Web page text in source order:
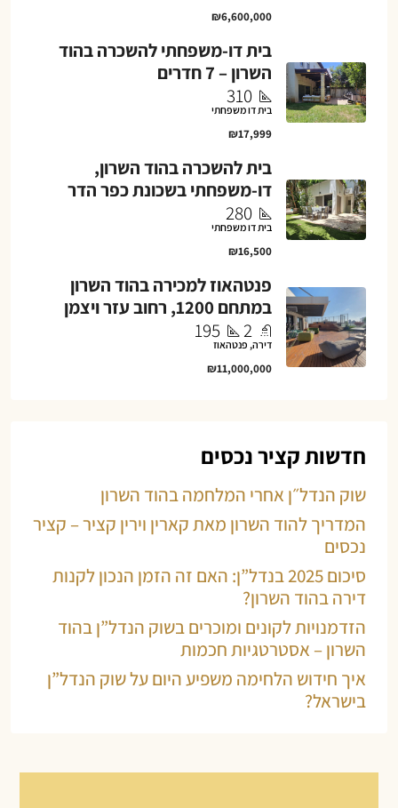
₪6,600,000
בית דו-משפחתי להשכרה בהוד
השרון – 7 חדרים
310
בית דו משפחתי
₪17,999
בית להשכרה בהוד השרון,
דו-משפחתי בשכונת כפר הדר
280
בית דו משפחתי
₪16,500
פנטהאוז למכירה בהוד השרון
במתחם 1200, רחוב עזר ויצמן
2
195
דירה, פנטהאוז
₪11,000,000
חדשות קציר נכסים
שוק הנדל״ן אחרי המלחמה בהוד השרון
המדריך להוד השרון מאת קארין וירין קציר – קציר
נכסים
סיכום 2025 בנדל”ן: האם זה הזמן הנכון לקנות
דירה בהוד השרון?
הזדמנויות לקונים ומוכרים בשוק הנדל”ן בהוד
השרון – אסטרטגיות חכמות
איך חידוש הלחימה משפיע היום על שוק הנדל”ן
בישראל?